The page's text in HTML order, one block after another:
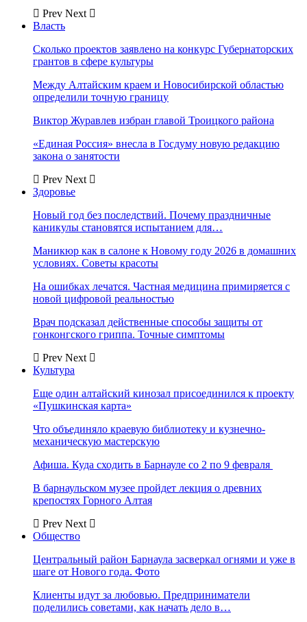
Prev Next
Власть
Сколько проектов заявлено на конкурс Губернаторских
грантов в сфере культуры
Между Алтайским краем и Новосибирской областью
определили точную границу
Виктор Журавлев избран главой Троицкого района
«Единая Россия» внесла в Госдуму новую редакцию
закона о занятости
Prev Next
Здоровье
Новый год без последствий. Почему праздничные
каникулы становятся испытанием для…
Маникюр как в салоне к Новому году 2026 в домашних
условиях. Советы красоты
На ошибках лечатся. Частная медицина примиряется с
новой цифровой реальностью
Врач подсказал действенные способы защиты от
гонконгского гриппа. Точные симптомы
Prev Next
Культура
Еще один алтайский кинозал присоединился к проекту
«Пушкинская карта»
Что объединяло краевую библиотеку и кузнечно-
механическую мастерскую
Афиша. Куда сходить в Барнауле со 2 по 9 февраля
В барнаульском музее пройдет лекция о древних
крепостях Горного Алтая
Prev Next
Общество
Центральный район Барнаула засверкал огнями и уже в
шаге от Нового года. Фото
Клиенты идут за любовью. Предприниматели
поделились советами, как начать дело в…